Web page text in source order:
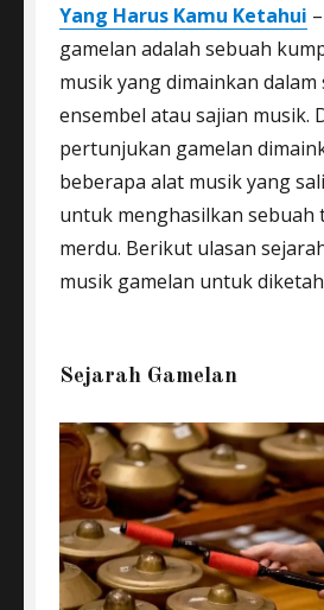
Yang Harus Kamu Ketahui
gamelan adalah sebuah
musik yang dimainkan dalam
ensembel atau sajian musik.
pertunjukan gamelan
beberapa alat musik yang
untuk menghasilkan sebuah
merdu. Berikut ulasan
musik gamelan untuk
Sejarah Gamelan